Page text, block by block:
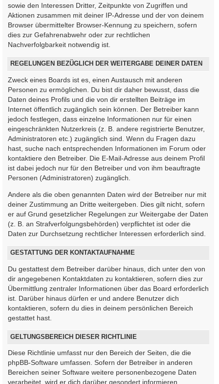
sowie den Interessen Dritter, Zeitpunkte von Zugriffen und
Aktionen zusammen mit deiner IP-Adresse und der von deinem
Browser übermittelter Browser-Kennung zu speichern, sofern
dies zur Gefahrenabwehr oder zur rechtlichen
Nachverfolgbarkeit notwendig ist.
REGELUNGEN BEZÜGLICH DER WEITERGABE DEINER DATEN
Zweck eines Boards ist es, einen Austausch mit anderen
Personen zu ermöglichen. Du bist dir daher bewusst, dass die
Daten deines Profils und die von dir erstellten Beiträge im
Internet öffentlich zugänglich sein können. Der Betreiber kann
jedoch festlegen, dass einzelne Informationen nur für einen
eingeschränkten Nutzerkreis (z. B. andere registrierte Benutzer,
Administratoren etc.) zugänglich sind. Wenn du Fragen dazu
hast, suche nach entsprechenden Informationen im Forum oder
kontaktiere den Betreiber. Die E-Mail-Adresse aus deinem Profil
ist dabei jedoch nur für den Betreiber und von ihm beauftragte
Personen (Administratoren) zugänglich.
Andere als die oben genannten Daten wird der Betreiber nur mit
deiner Zustimmung an Dritte weitergeben. Dies gilt nicht, sofern
er auf Grund gesetzlicher Regelungen zur Weitergabe der Daten
(z. B. an Strafverfolgungsbehörden) verpflichtet ist oder die
Daten zur Durchsetzung rechtlicher Interessen erforderlich sind.
GESTATTUNG DER KONTAKTAUFNAHME
Du gestattest dem Betreiber darüber hinaus, dich unter den von
dir angegebenen Kontaktdaten zu kontaktieren, sofern dies zur
Übermittlung zentraler Informationen über das Board erforderlich
ist. Darüber hinaus dürfen er und andere Benutzer dich
kontaktieren, sofern du dies in deinem persönlichen Bereich
gestattet hast.
GELTUNGSBEREICH DIESER RICHTLINIE
Diese Richtlinie umfasst nur den Bereich der Seiten, die die
phpBB-Software umfassen. Sofern der Betreiber in anderen
Bereichen seiner Software weitere personenbezogene Daten
verarbeitet, wird er dich darüber gesondert informieren.